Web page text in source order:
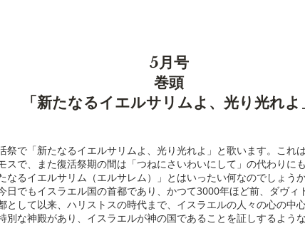
5月号
​巻頭
「新たなるイエルサリムよ、光り光れよ
祭で「新たなるイエルサリムよ、光り光れよ」と歌います。これ
スで、また復活祭期の間は「つねにさいわいにして」の代わりに
なるイエルサリム（エルサレム）」とはいったい何なのでしょう
日でもイスラエル国の首都であり、かつて3000年ほど前、ダヴィ
として以来、ハリストスの時代まで、イスラエルの人々の心の中
別な神殿があり、イスラエルが神の国であることを証しするような